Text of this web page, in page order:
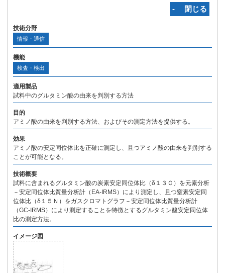
‐ 閉じる
技術分野
情報・通信
機能
検査・検出
適用製品
試料中のグルタミン酸の由来を判別する方法
目的
アミノ酸の由来を判別する方法、およびその測定方法を提供する。
効果
アミノ酸の安定同位体比を正確に測定し、且つアミノ酸の由来を判別する
ことが可能となる。
技術概要
試料に含まれるグルタミン酸の炭素安定同位体比（δ１３Ｃ）を元素分析
－安定同位体比質量分析計（EA-IRMS）により測定し、且つ窒素安定同
位体比（δ１５Ｎ）をガスクロマトグラフ－安定同位体比質量分析計
（GC-IRMS）により測定することを特徴とするグルタミン酸安定同位体
比の測定方法。
イメージ図